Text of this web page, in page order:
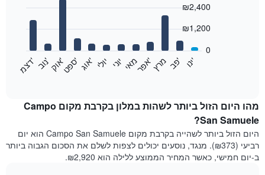
מחיר
הממוצע
של
חדר
בכל
חודש
י
נ
ו
' פ
ב​​​​​​​
' מרץא
פ
ר
' מאי יוני יולי א
ו
ג
' ס
פ
ט
' א
ו
ק
' נ
ו
ב
' ד
צ
מ
'
0
₪1,200
₪2,400
מהו היום הזול ביותר לשהות במלון בקרבת מקום Campo
San Samuele?
היום הזול ביותר לשהייה בקרבת מקום Campo San Samuele הוא יום
רביעי (₪373). מנגד, נוסעים יכולים לצפות לשלם את הסכום הגבוה ביותר
ב-יום חמישי, כאשר המחיר הממוצע ללילה הוא ₪2,920.